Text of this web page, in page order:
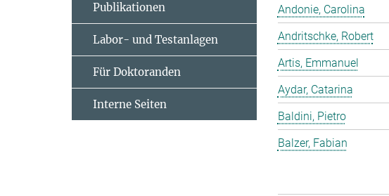
Andonie, Carolina
Andritschke, Robert
Artis, Emmanuel
Aydar, Catarina
Baldini, Pietro
Balzer, Fabian
Publikationen
Labor- und Testanlagen
Für Doktoranden
Interne Seiten